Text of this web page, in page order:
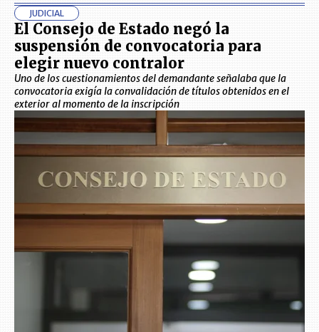
JUDICIAL
El Consejo de Estado negó la
suspensión de convocatoria para
elegir nuevo contralor
Uno de los cuestionamientos del demandante señalaba que la
convocatoria exigía la convalidación de títulos obtenidos en el
exterior al momento de la inscripción